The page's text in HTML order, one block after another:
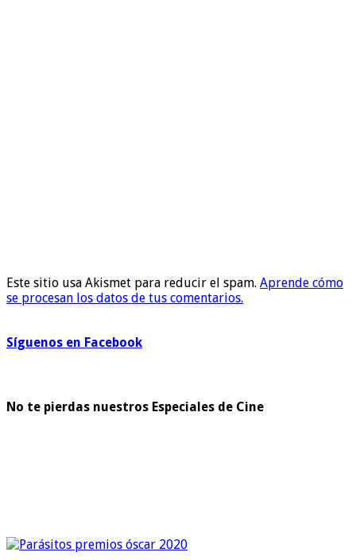
Este sitio usa Akismet para reducir el spam. Aprende cómo
se procesan los datos de tus comentarios.
Síguenos en Facebook
No te pierdas nuestros Especiales de Cine